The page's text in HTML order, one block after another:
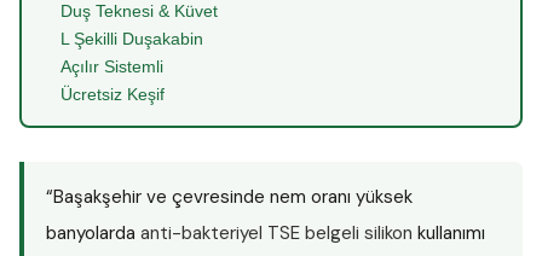
Duş Teknesi & Küvet
L Şekilli Duşakabin
Açılır Sistemli
Ücretsiz Keşif
“Başakşehir ve çevresinde nem oranı yüksek
banyolarda anti-bakteriyel TSE belgeli silikon kullanımı